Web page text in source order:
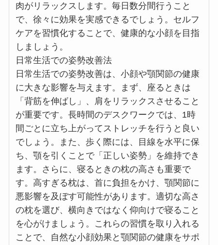
肉がリラックスします。毎日数分間行うこと
で、徐々に効果を実感できるでしょう。セルフ
ケアを習慣化することで、健康的な小顔を目指
しましょう。
日常生活での姿勢改善法
日常生活での姿勢改善は、小顔や顎関節の健康
に大きな影響を与えます。まず、座るときは
「背筋を伸ばし」、肩をリラックスさせること
が重要です。長時間のデスクワークでは、1時
間ごとに立ち上がってストレッチを行うと良い
でしょう。また、歩く際には、目線を水平に保
ち、顎を引くことで「正しい姿勢」を維持でき
ます。さらに、寝るときの枕の高さも重要で
す。高すぎる枕は、首に負担をかけ、顎関節に
悪影響を及ぼす可能性があります。適切な高さ
の枕を選び、横向きではなく仰向けで寝ること
を心がけましょう。これらの習慣を取り入れる
ことで、自然な小顔効果と顎関節の健康をサポ